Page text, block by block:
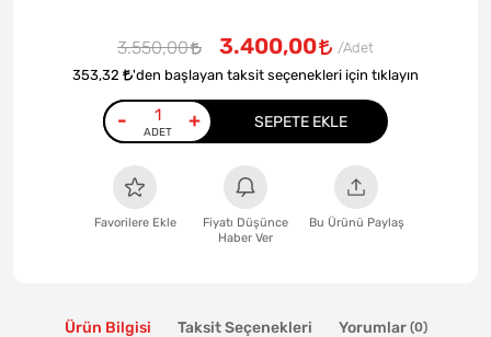
3.550,00 3.400,00
353,32 'den başlayan taksit seçenekleri için tıklayın
- + SEPETE EKLE
Favorilere Ekle
Fiyatı Düşünce
Haber Ver
Bu Ürünü Paylaş
Ürün Bilgisi Taksit Seçenekleri Yorumlar (0)